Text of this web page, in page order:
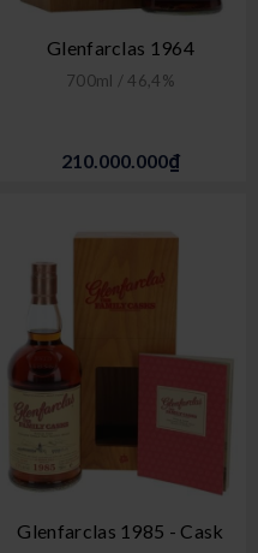
Glenfarclas 1964
700ml / 46,4%
210.000.000₫
Glenfarclas 1985 - Cask